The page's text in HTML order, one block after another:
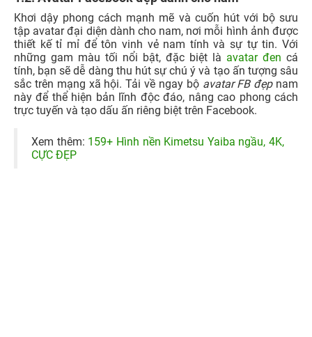
Khơi dậy phong cách mạnh mẽ và cuốn hút với bộ sưu
tập avatar đại diện dành cho nam, nơi mỗi hình ảnh được
thiết kế tỉ mỉ để tôn vinh vẻ nam tính và sự tự tin. Với
những gam màu tối nổi bật, đặc biệt là avatar đen cá
tính, bạn sẽ dễ dàng thu hút sự chú ý và tạo ấn tượng sâu
sắc trên mạng xã hội. Tải về ngay bộ avatar FB đẹpnam
này để thể hiện bản lĩnh độc đáo, nâng cao phong cách
trực tuyến và tạo dấu ấn riêng biệt trên Facebook.
Xem thêm: 159+ Hình nền Kimetsu Yaiba ngầu, 4K,
CỰC ĐẸP